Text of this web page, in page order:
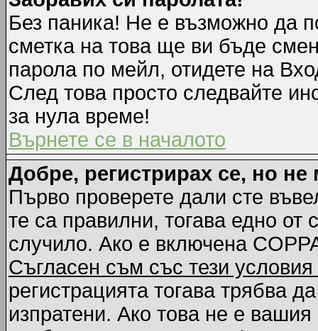
Без паника! Не е възможно да
сметка на това ще ви бъде
парола по мейл, отидете на
След това просто следвайте
за нула време!
Върнете се в началото
Добре, регистрирах се, но не
Първо проверете дали сте
те са правилни, тогава едно
случило. Ако е включена
Съгласен съм със тези
регистрацията тогава трябва
изпратени. Ако това не е